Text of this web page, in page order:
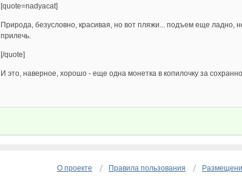
[quote=nadyacat]
Природа, безусловно, красивая, но вот пляжи... подъем еще ладно,
прилечь.
[/quote]
И это, наверное, хорошо - еще одна монетка в копилочку за
О проекте Правила пользования